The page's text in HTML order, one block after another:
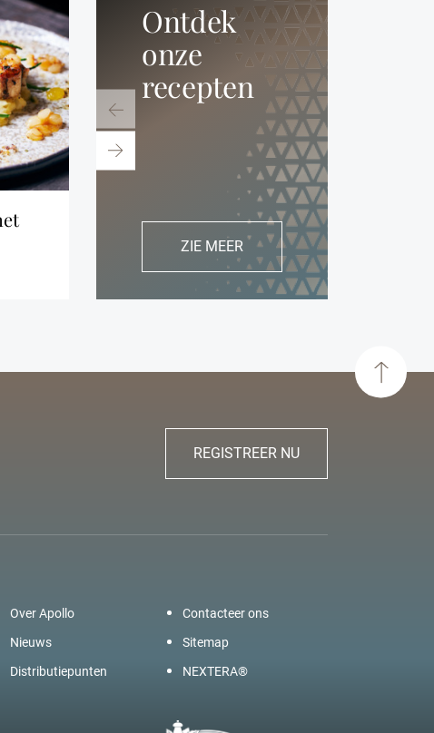
Ontdek
onze
recepten
ZIE MEER
dorade "barbecoa"
REGISTREER NU
Over Apollo
Nieuws
Distributiepunten
Contacteer ons
Sitemap
NEXTERA®